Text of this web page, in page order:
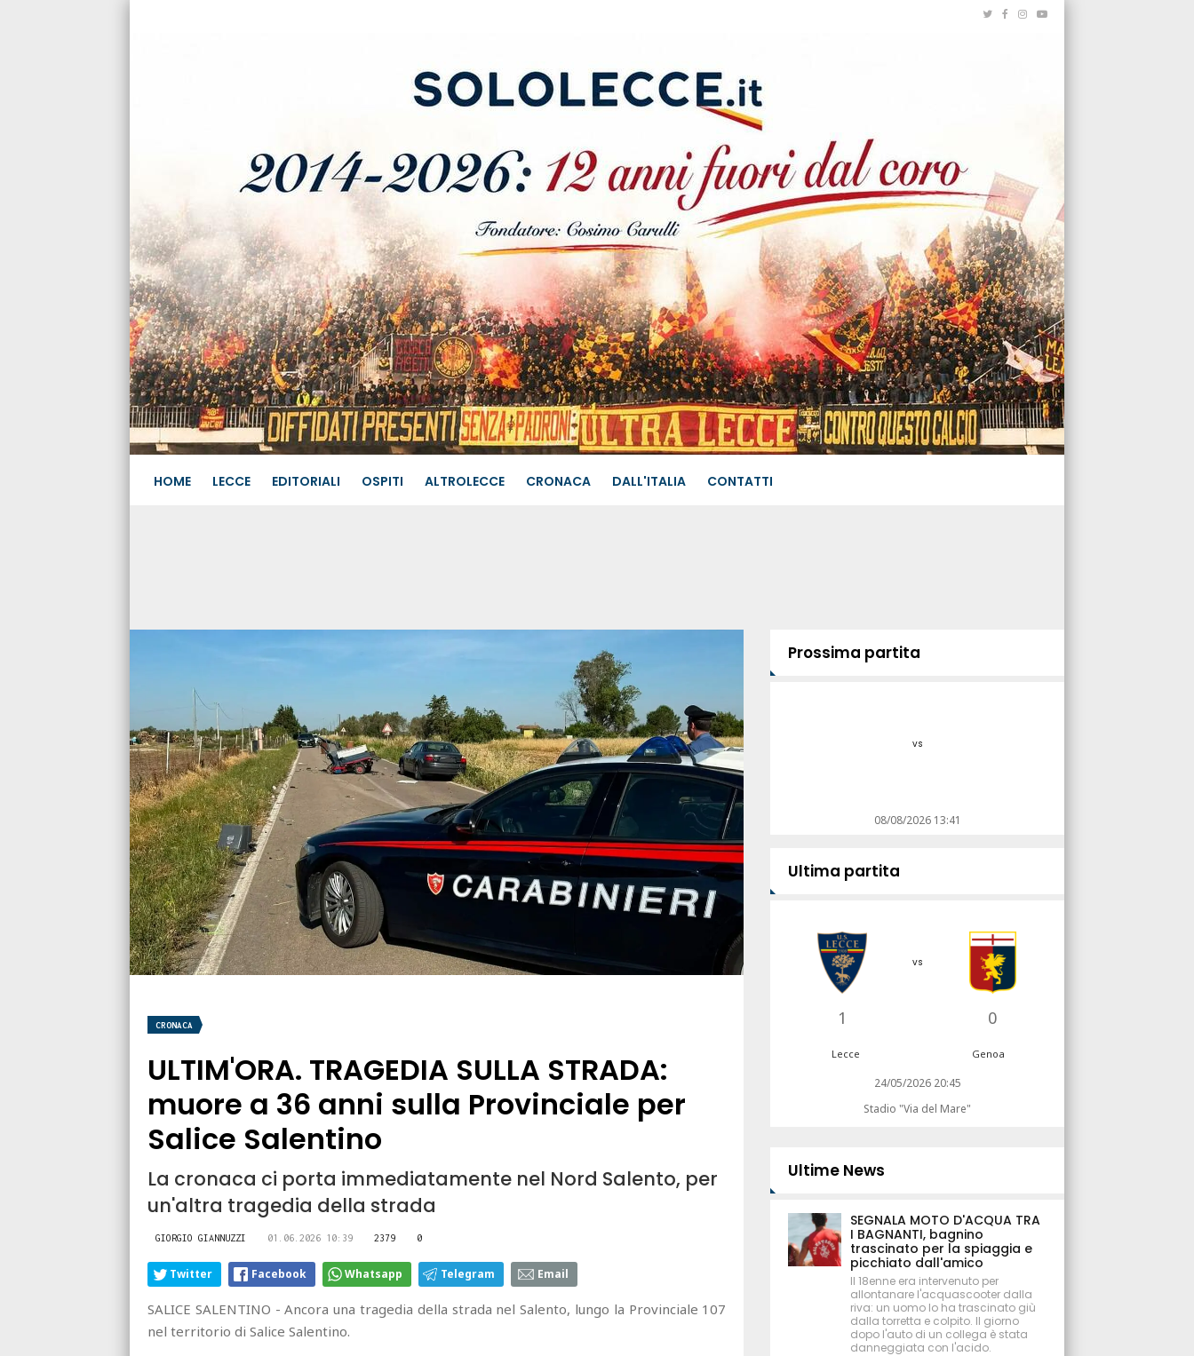
HOME LECCE EDITORIALI OSPITI ALTROLECCE CRONACA DALL'ITALIA CONTATTI
CRONACA
ULTIM'ORA. TRAGEDIA SULLA STRADA:
muore a 36 anni sulla Provinciale per
Salice Salentino
La cronaca ci porta immediatamente nel Nord Salento, per
un'altra tragedia della strada
GIORGIO GIANNUZZI 01.06.2026 10:39 2379 0
Twitter Facebook Whatsapp Telegram Email
SALICE SALENTINO - Ancora una tragedia della strada nel Salento, lungo la Provinciale 107
nel territorio di Salice Salentino.
Prossima partita
vs
08/08/2026 13:41
Ultima partita
1
vs
0
Lecce Genoa
24/05/2026 20:45
Stadio "Via del Mare"
Ultime News
SEGNALA MOTO D'ACQUA TRA
I BAGNANTI, bagnino
trascinato per la spiaggia e
picchiato dall'amico
Il 18enne era intervenuto per
allontanare l'acquascooter dalla
riva: un uomo lo ha trascinato giù
dalla torretta e colpito. Il giorno
dopo l'auto di un collega è stata
danneggiata con l'acido.